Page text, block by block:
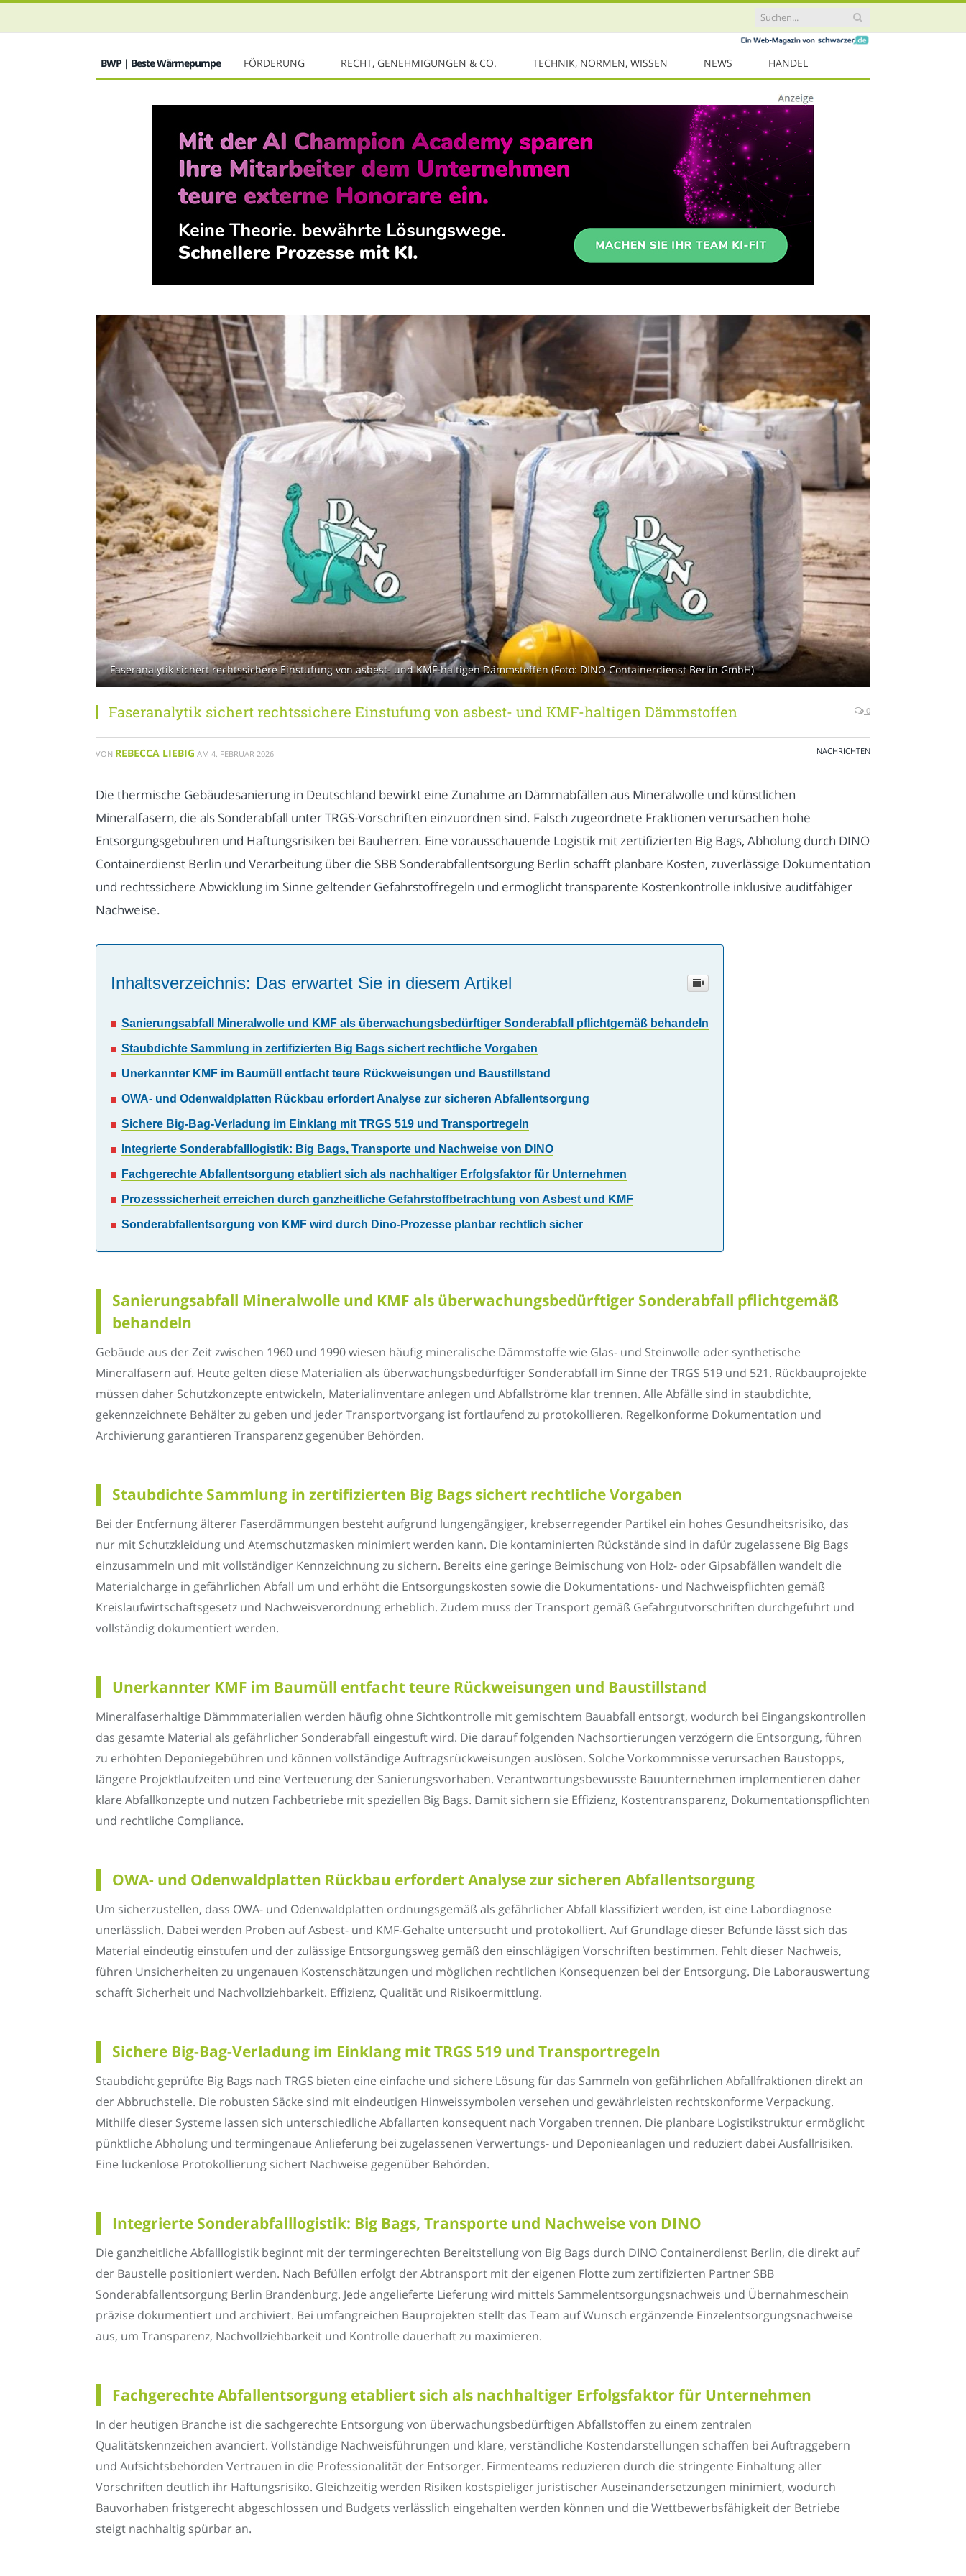
BWP | Beste Wärmepumpe FÖRDERUNG RECHT, GENEHMIGUNGEN & CO. TECHNIK, NORMEN, WISSEN NEWS HANDEL
Faseranalytik sichert rechtssichere Einstufung von asbest- und KMF-haltigen Dämmstoffen (Foto: DINO Containerdienst Berlin GmbH)
Faseranalytik sichert rechtssichere Einstufung von asbest- und KMF-haltigen Dämmstoffen 0
VON REBECCA LIEBIG AM 4. FEBRUAR 2026 NACHRICHTEN
Die thermische Gebäudesanierung in Deutschland bewirkt eine Zunahme an Dämmabfällen aus Mineralwolle und künstlichen
Mineralfasern, die als Sonderabfall unter TRGS-Vorschriften einzuordnen sind. Falsch zugeordnete Fraktionen verursachen hohe
Entsorgungsgebühren und Haftungsrisiken bei Bauherren. Eine vorausschauende Logistik mit zertifizierten Big Bags, Abholung durch DINO
Containerdienst Berlin und Verarbeitung über die SBB Sonderabfallentsorgung Berlin schafft planbare Kosten, zuverlässige Dokumentation
und rechtssichere Abwicklung im Sinne geltender Gefahrstoffregeln und ermöglicht transparente Kostenkontrolle inklusive auditfähiger
Nachweise.
Inhaltsverzeichnis: Das erwartet Sie in diesem Artikel
Sanierungsabfall Mineralwolle und KMF als überwachungsbedürftiger Sonderabfall pflichtgemäß behandeln
Staubdichte Sammlung in zertifizierten Big Bags sichert rechtliche Vorgaben
Unerkannter KMF im Baumüll entfacht teure Rückweisungen und Baustillstand
OWA- und Odenwaldplatten Rückbau erfordert Analyse zur sicheren Abfallentsorgung
Sichere Big-Bag-Verladung im Einklang mit TRGS 519 und Transportregeln
Integrierte Sonderabfalllogistik: Big Bags, Transporte und Nachweise von DINO
Fachgerechte Abfallentsorgung etabliert sich als nachhaltiger Erfolgsfaktor für Unternehmen
Prozesssicherheit erreichen durch ganzheitliche Gefahrstoffbetrachtung von Asbest und KMF
Sonderabfallentsorgung von KMF wird durch Dino-Prozesse planbar rechtlich sicher
Sanierungsabfall Mineralwolle und KMF als überwachungsbedürftiger Sonderabfall pflichtgemäß
behandeln
Gebäude aus der Zeit zwischen 1960 und 1990 wiesen häufig mineralische Dämmstoffe wie Glas- und Steinwolle oder synthetische
Mineralfasern auf. Heute gelten diese Materialien als überwachungsbedürftiger Sonderabfall im Sinne der TRGS 519 und 521. Rückbauprojekte
müssen daher Schutzkonzepte entwickeln, Materialinventare anlegen und Abfallströme klar trennen. Alle Abfälle sind in staubdichte,
gekennzeichnete Behälter zu geben und jeder Transportvorgang ist fortlaufend zu protokollieren. Regelkonforme Dokumentation und
Archivierung garantieren Transparenz gegenüber Behörden.
Staubdichte Sammlung in zertifizierten Big Bags sichert rechtliche Vorgaben
Bei der Entfernung älterer Faserdämmungen besteht aufgrund lungengängiger, krebserregender Partikel ein hohes Gesundheitsrisiko, das
nur mit Schutzkleidung und Atemschutzmasken minimiert werden kann. Die kontaminierten Rückstände sind in dafür zugelassene Big Bags
einzusammeln und mit vollständiger Kennzeichnung zu sichern. Bereits eine geringe Beimischung von Holz- oder Gipsabfällen wandelt die
Materialcharge in gefährlichen Abfall um und erhöht die Entsorgungskosten sowie die Dokumentations- und Nachweispflichten gemäß
Kreislaufwirtschaftsgesetz und Nachweisverordnung erheblich. Zudem muss der Transport gemäß Gefahrgutvorschriften durchgeführt und
vollständig dokumentiert werden.
Unerkannter KMF im Baumüll entfacht teure Rückweisungen und Baustillstand
Mineralfaserhaltige Dämmmaterialien werden häufig ohne Sichtkontrolle mit gemischtem Bauabfall entsorgt, wodurch bei Eingangskontrollen
das gesamte Material als gefährlicher Sonderabfall eingestuft wird. Die darauf folgenden Nachsortierungen verzögern die Entsorgung, führen
zu erhöhten Deponiegebühren und können vollständige Auftragsrückweisungen auslösen. Solche Vorkommnisse verursachen Baustopps,
längere Projektlaufzeiten und eine Verteuerung der Sanierungsvorhaben. Verantwortungsbewusste Bauunternehmen implementieren daher
klare Abfallkonzepte und nutzen Fachbetriebe mit speziellen Big Bags. Damit sichern sie Effizienz, Kostentransparenz, Dokumentationspflichten
und rechtliche Compliance.
OWA- und Odenwaldplatten Rückbau erfordert Analyse zur sicheren Abfallentsorgung
Um sicherzustellen, dass OWA- und Odenwaldplatten ordnungsgemäß als gefährlicher Abfall klassifiziert werden, ist eine Labordiagnose
unerlässlich. Dabei werden Proben auf Asbest- und KMF-Gehalte untersucht und protokolliert. Auf Grundlage dieser Befunde lässt sich das
Material eindeutig einstufen und der zulässige Entsorgungsweg gemäß den einschlägigen Vorschriften bestimmen. Fehlt dieser Nachweis,
führen Unsicherheiten zu ungenauen Kostenschätzungen und möglichen rechtlichen Konsequenzen bei der Entsorgung. Die Laborauswertung
schafft Sicherheit und Nachvollziehbarkeit. Effizienz, Qualität und Risikoermittlung.
Sichere Big-Bag-Verladung im Einklang mit TRGS 519 und Transportregeln
Staubdicht geprüfte Big Bags nach TRGS bieten eine einfache und sichere Lösung für das Sammeln von gefährlichen Abfallfraktionen direkt an
der Abbruchstelle. Die robusten Säcke sind mit eindeutigen Hinweissymbolen versehen und gewährleisten rechtskonforme Verpackung.
Mithilfe dieser Systeme lassen sich unterschiedliche Abfallarten konsequent nach Vorgaben trennen. Die planbare Logistikstruktur ermöglicht
pünktliche Abholung und termingenaue Anlieferung bei zugelassenen Verwertungs- und Deponieanlagen und reduziert dabei Ausfallrisiken.
Eine lückenlose Protokollierung sichert Nachweise gegenüber Behörden.
Integrierte Sonderabfalllogistik: Big Bags, Transporte und Nachweise von DINO
Die ganzheitliche Abfalllogistik beginnt mit der termingerechten Bereitstellung von Big Bags durch DINO Containerdienst Berlin, die direkt auf
der Baustelle positioniert werden. Nach Befüllen erfolgt der Abtransport mit der eigenen Flotte zum zertifizierten Partner SBB
Sonderabfallentsorgung Berlin Brandenburg. Jede angelieferte Lieferung wird mittels Sammelentsorgungsnachweis und Übernahmeschein
präzise dokumentiert und archiviert. Bei umfangreichen Bauprojekten stellt das Team auf Wunsch ergänzende Einzelentsorgungsnachweise
aus, um Transparenz, Nachvollziehbarkeit und Kontrolle dauerhaft zu maximieren.
Fachgerechte Abfallentsorgung etabliert sich als nachhaltiger Erfolgsfaktor für Unternehmen
In der heutigen Branche ist die sachgerechte Entsorgung von überwachungsbedürftigen Abfallstoffen zu einem zentralen
Qualitätskennzeichen avanciert. Vollständige Nachweisführungen und klare, verständliche Kostendarstellungen schaffen bei Auftraggebern
und Aufsichtsbehörden Vertrauen in die Professionalität der Entsorger. Firmenteams reduzieren durch die stringente Einhaltung aller
Vorschriften deutlich ihr Haftungsrisiko. Gleichzeitig werden Risiken kostspieliger juristischer Auseinandersetzungen minimiert, wodurch
Bauvorhaben fristgerecht abgeschlossen und Budgets verlässlich eingehalten werden können und die Wettbewerbsfähigkeit der Betriebe
steigt nachhaltig spürbar an.